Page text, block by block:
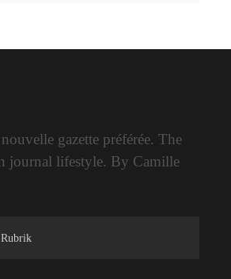
gazette préférée. The
journal lifestyle. By Camille